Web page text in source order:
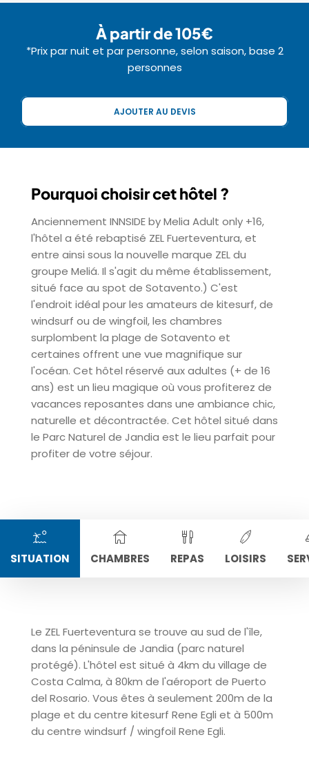
À partir de 105€
*Prix par nuit et par personne, selon saison, base 2
personnes
AJOUTER AU DEVIS
Pourquoi choisir cet hôtel ?
Anciennement INNSIDE by Melia Adult only +16,
l'hôtel a été rebaptisé ZEL Fuerteventura, et
entre ainsi sous la nouvelle marque ZEL du
groupe Meliá. Il s'agit du même établissement,
situé face au spot de Sotavento.) C'est
l'endroit idéal pour les amateurs de kitesurf, de
windsurf ou de wingfoil, les chambres
surplombent la plage de Sotavento et
certaines offrent une vue magnifique sur
l'océan. Cet hôtel réservé aux adultes (+ de 16
ans) est un lieu magique où vous profiterez de
vacances reposantes dans une ambiance chic,
naturelle et décontractée. Cet hôtel situé dans
le Parc Naturel de Jandia est le lieu parfait pour
profiter de votre séjour.
SITUATION CHAMBRES REPAS LOISIRS
Le ZEL Fuerteventura se trouve au sud de l'île,
dans la péninsule de Jandia (parc naturel
protégé). L'hôtel est situé à 4km du village de
Costa Calma, à 80km de l'aéroport de Puerto
del Rosario. Vous êtes à seulement 200m de la
plage et du centre kitesurf Rene Egli et à 500m
du centre windsurf / wingfoil Rene Egli.